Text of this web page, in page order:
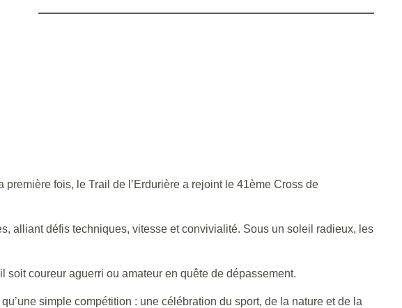
fois, le Trail de l’Erdurière a rejoint le 41ème Cross de
alliant défis techniques, vitesse et convivialité. Sous un soleil radieux, les
coureur aguerri ou amateur en quête de dépassement.
simple compétition : une célébration du sport, de la nature et de la